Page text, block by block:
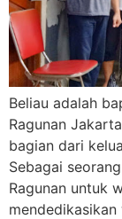
Beliau adalah
Ragunan
bagian dari
Sebagai
Ragunan untuk